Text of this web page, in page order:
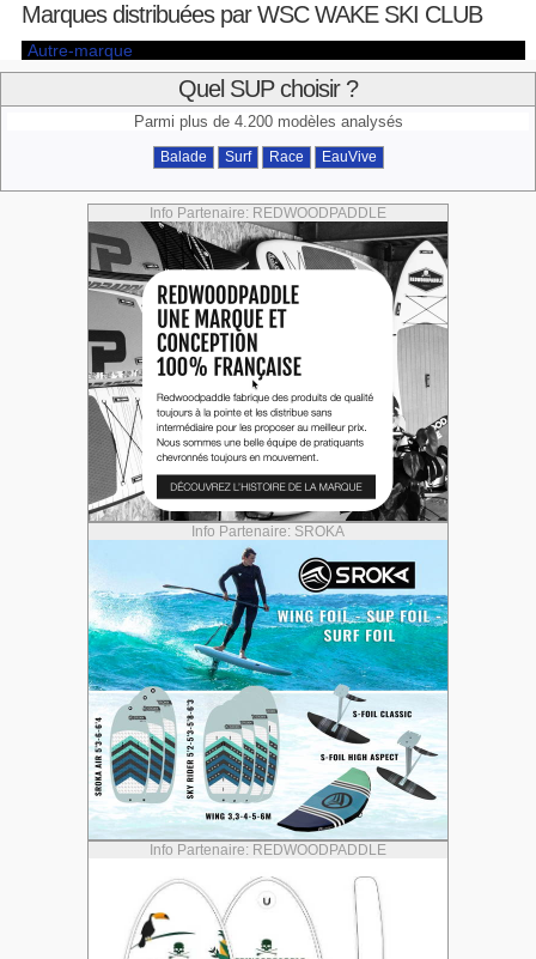
Marques distribuées par WSC WAKE SKI CLUB
Autre-marque
Quel SUP choisir ?
Parmi plus de 4.200 modèles analysés
Balade Surf Race EauVive
Info Partenaire: REDWOODPADDLE
Info Partenaire: SROKA
Info Partenaire: REDWOODPADDLE